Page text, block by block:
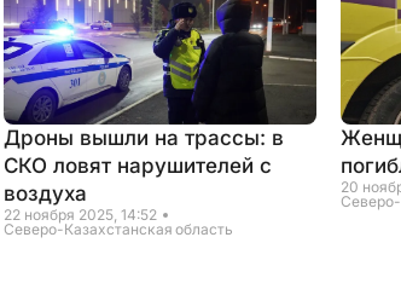
Дроны вышли на трассы: в
СКО ловят нарушителей с
воздуха
22 ноября 2025, 14:52
Северо-Казахстанская область
20
Северо-